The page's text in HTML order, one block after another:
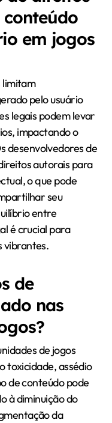
em jogos
limitam
pelo usuário
legais podem levar
impactando o
desenvolvedores de
autorais para
o que pode
seu
entre
é crucial para
vibrantes.
de
nas
de jogos
toxicidade, assédio
de conteúdo pode
à diminuição do
da